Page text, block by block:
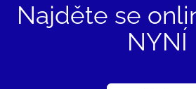
Najděte se
NYNÍ